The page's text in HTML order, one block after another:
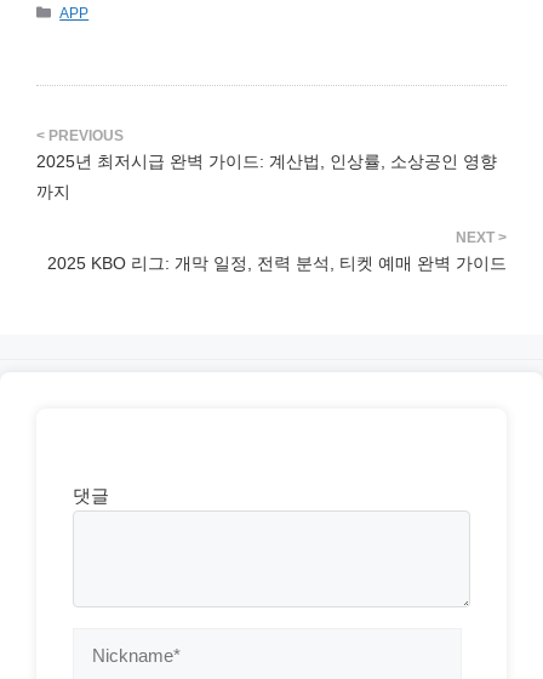
카
APP
2025년 최저시급 완벽 가이드: 계산법, 인상률, 소상공인 영향
까지
2025 KBO 리그: 개막 일정, 전력 분석, 티켓 예매 완벽 가이드
댓글